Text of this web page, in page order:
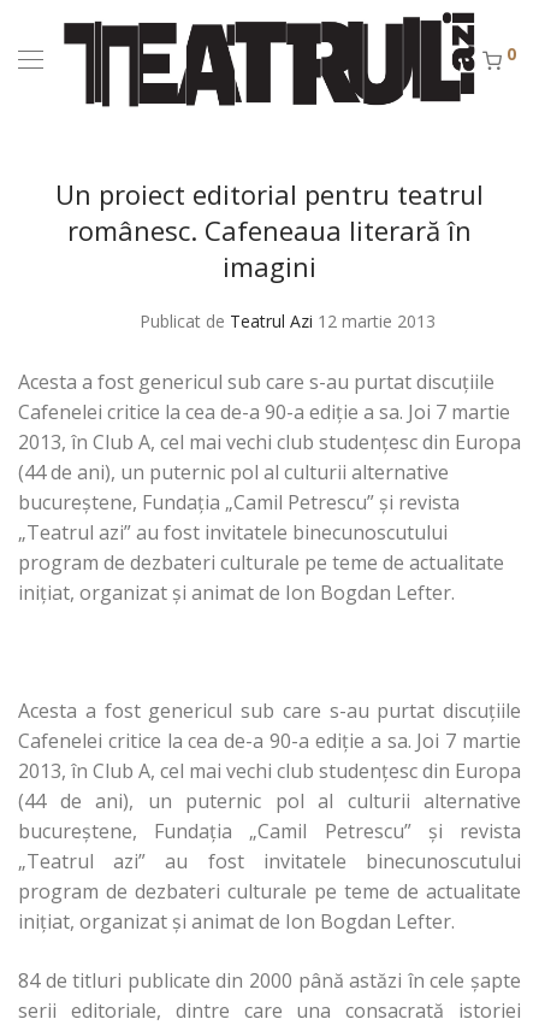
0
Un proiect editorial pentru teatrul
românesc. Cafeneaua literară în
imagini
Publicat de Teatrul Azi 12 martie 2013
Acesta a fost genericul sub care s-au purtat discuțiile
Cafenelei critice la cea de-a 90-a ediție a sa. Joi 7 martie
2013, în Club A, cel mai vechi club studențesc din Europa
(44 de ani), un puternic pol al culturii alternative
bucureștene, Fundaţia „Camil Petrescu” și revista
„Teatrul azi” au fost invitatele binecunoscutului
program de dezbateri culturale pe teme de actualitate
inițiat, organizat și animat de Ion Bogdan Lefter.
Acesta a fost genericul sub care s-au purtat discuțiile
Cafenelei critice la cea de-a 90-a ediție a sa. Joi 7 martie
2013, în Club A, cel mai vechi club studențesc din Europa
(44 de ani), un puternic pol al culturii alternative
bucureștene, Fundaţia „Camil Petrescu” și revista
„Teatrul azi” au fost invitatele binecunoscutului
program de dezbateri culturale pe teme de actualitate
inițiat, organizat și animat de Ion Bogdan Lefter.
84 de titluri publicate din 2000 până astăzi în cele șapte
serii editoriale, dintre care una consacrată istoriei